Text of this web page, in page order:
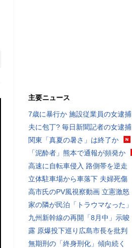
主要ニュース
7歳に暴行か 施設従業員の女逮捕
夫に包丁? 毎日新聞記者の女逮捕
関東「真夏の暑さ」は終了か
「泥酔者」熊本で通報が頻発か
高速に自転車侵入 路側帯を逆走
立体駐車場から車落下 夫婦死傷
高市氏のPV風視察動画 立憲激怒
家の隣が民泊「トラウマなった」
九州新幹線の再開「8月中」示唆
露 原爆投下巡り広島市長を批判
無期刑の「終身刑化」傾向続く